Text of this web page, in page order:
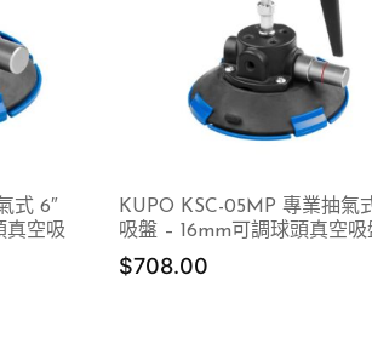
式 6″
真空吸
KUPO KSC-05MP 專業抽氣
吸盤 – 16mm可調球頭真空吸
$708.00